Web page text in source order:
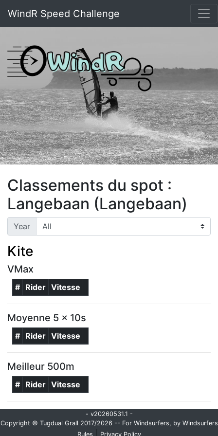
WindR Speed Challenge
Classements du spot :
Langebaan (Langebaan)
Year
Kite
VMax
# Rider Vitesse
Moyenne 5 x 10s
# Rider Vitesse
Meilleur 500m
# Rider Vitesse
- v20260531.1 -
Copyright © Tugdual Grall 2017/2026 -- For Windsurfers, by Windsurfers
Rules
Privacy Policy